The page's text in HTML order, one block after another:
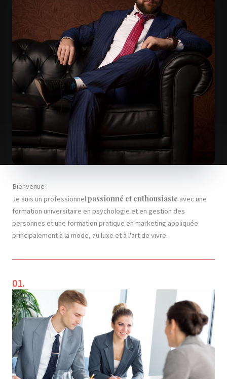
Bienvenue :
Je suis un professionnelpassionné et enthousiaste avec une
formation universitaire en psychologie et en gestion des
personnes et une formation pratique en marketing appliquée
principalement à la mode, au luxe et à l'art de vivre.
01.